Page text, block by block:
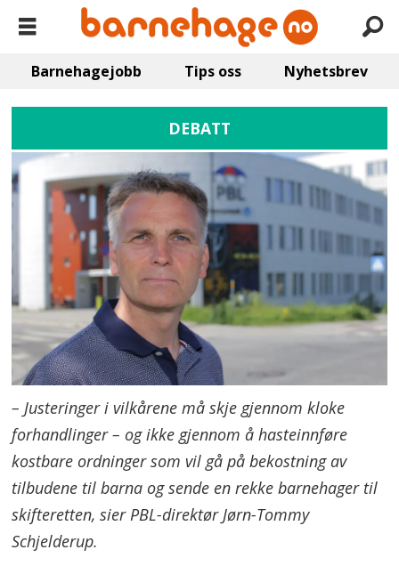
Barnehagejobb Tips oss Nyhetsbrev
DEBATT
– Justeringer i vilkårene må skje gjennom kloke
forhandlinger – og ikke gjennom å hasteinnføre
kostbare ordninger som vil gå på bekostning av
tilbudene til barna og sende en rekke barnehager til
skifteretten, sier PBL-direktør Jørn-Tommy
Schjelderup.